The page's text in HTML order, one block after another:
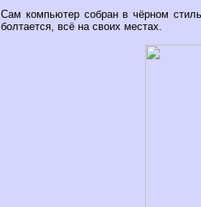
Сам компьютер собран в чёрном
болтается, всё на своих местах.